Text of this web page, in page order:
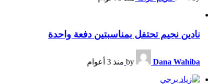
نادين نجيم تحتفل بمناسبتين دفعة واحدة
by Dana Wahiba منذ 3 أعوام